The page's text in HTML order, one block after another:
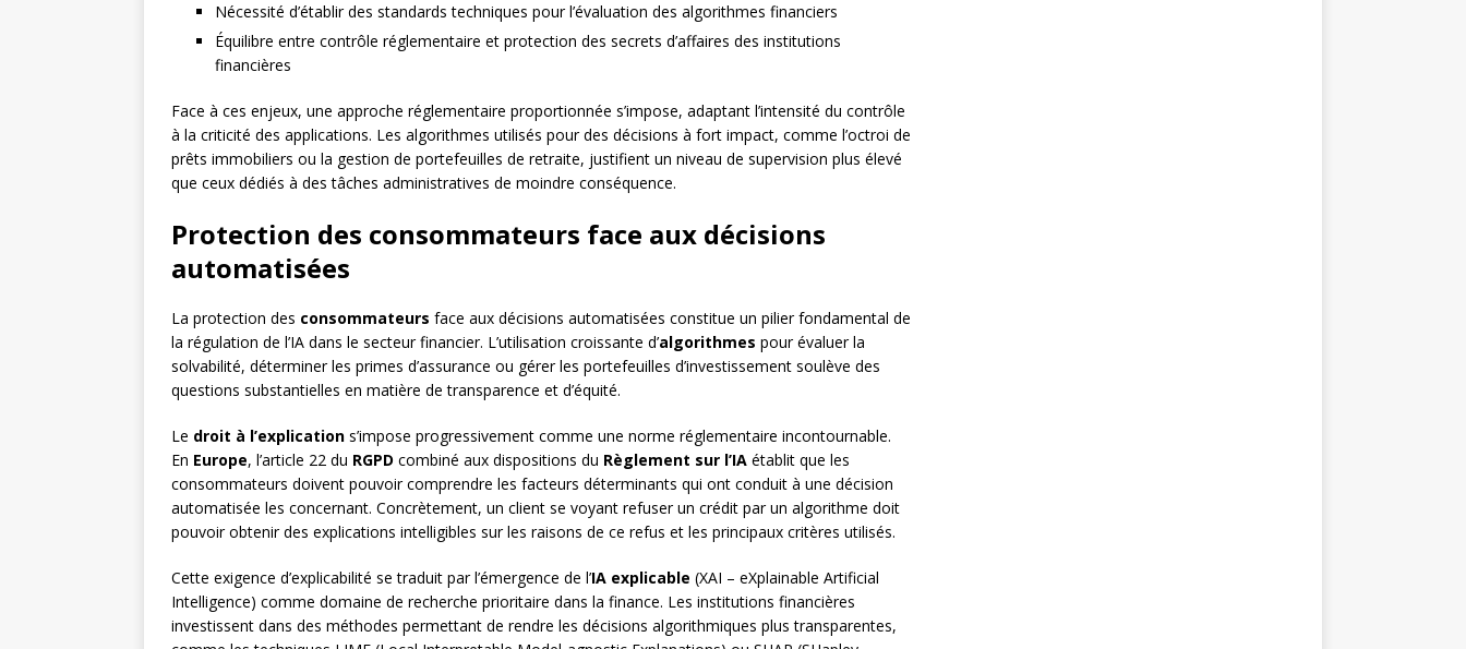
Nécessité d’établir des standards techniques pour l’évaluation des algorithmes financiers
Équilibre entre contrôle réglementaire et protection des secrets d’affaires des institutions
financières
Face à ces enjeux, une approche réglementaire proportionnée s’impose, adaptant l’intensité du contrôle
à la criticité des applications. Les algorithmes utilisés pour des décisions à fort impact, comme l’octroi de
prêts immobiliers ou la gestion de portefeuilles de retraite, justifient un niveau de supervision plus élevé
que ceux dédiés à des tâches administratives de moindre conséquence.
Protection des consommateurs face aux décisions
automatisées
La protection des consommateurs face aux décisions automatisées constitue un pilier fondamental de
la régulation de l’IA dans le secteur financier. L’utilisation croissante d’algorithmes pour évaluer la
solvabilité, déterminer les primes d’assurance ou gérer les portefeuilles d’investissement soulève des
questions substantielles en matière de transparence et d’équité.
Le droit à l’explication s’impose progressivement comme une norme réglementaire incontournable.
En Europe, l’article 22 du RGPD combiné aux dispositions du Règlement sur l’IA établit que les
consommateurs doivent pouvoir comprendre les facteurs déterminants qui ont conduit à une décision
automatisée les concernant. Concrètement, un client se voyant refuser un crédit par un algorithme doit
pouvoir obtenir des explications intelligibles sur les raisons de ce refus et les principaux critères utilisés.
Cette exigence d’explicabilité se traduit par l’émergence de l’IA explicable (XAI – eXplainable Artificial
Intelligence) comme domaine de recherche prioritaire dans la finance. Les institutions financières
investissent dans des méthodes permettant de rendre les décisions algorithmiques plus transparentes,